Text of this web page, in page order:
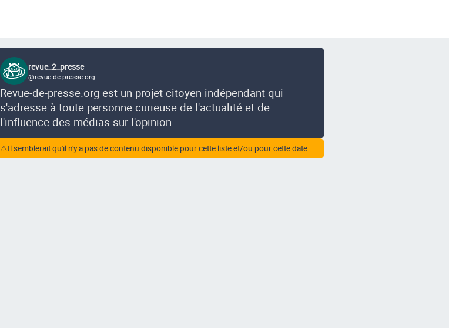
revue_2_presse
@revue-de-presse.org
Revue-de-presse.org est un projet citoyen indépendant qui
s'adresse à toute personne curieuse de l'actualité et de
l'influence des médias sur l'opinion.
⚠Il semblerait qu'il n'y a pas de contenu disponible pour cette liste et/ou pour cette date.